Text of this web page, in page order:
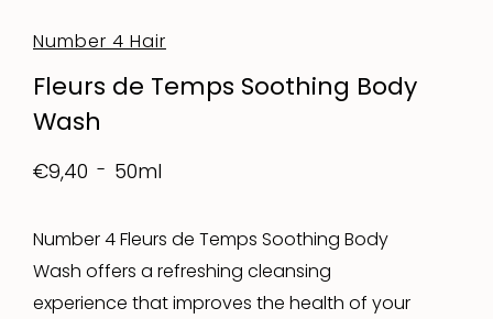
Number 4 Hair
Fleurs de Temps Soothing Body
Wash
€9,40 50ml
Number 4 Fleurs de Temps Soothing Body
Wash offers a refreshing cleansing
experience that improves the health of your